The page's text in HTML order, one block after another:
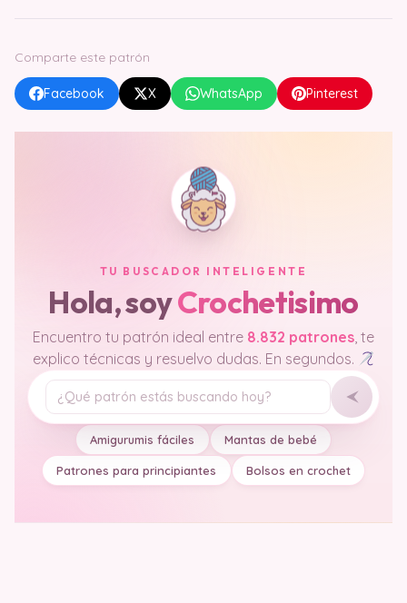
Comparte este patrón
Facebook X WhatsApp Pinterest
TU BUSCADOR INTELIGENTE
Hola, soyCrochetisimo
Encuentro tu patrón ideal entre 8.832 patrones , te
explico técnicas y resuelvo dudas. En segundos.
Tu pregunta
Amigurumis fáciles Mantas de bebé
Patrones para principiantes Bolsos en crochet